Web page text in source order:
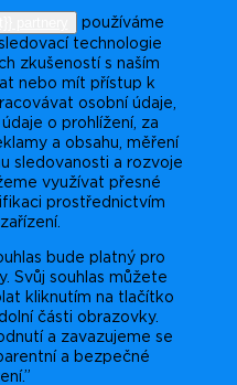
používáme
technologie
zkušeností s naším
nebo mít přístup k
osobní údaje,
o prohlížení, za
a obsahu, měření
sledovanosti a rozvoje
využívat přesné
prostřednictvím
bude platný pro
Svůj souhlas můžete
kliknutím na tlačítko
části obrazovky.
a zavazujeme se
a bezpečné